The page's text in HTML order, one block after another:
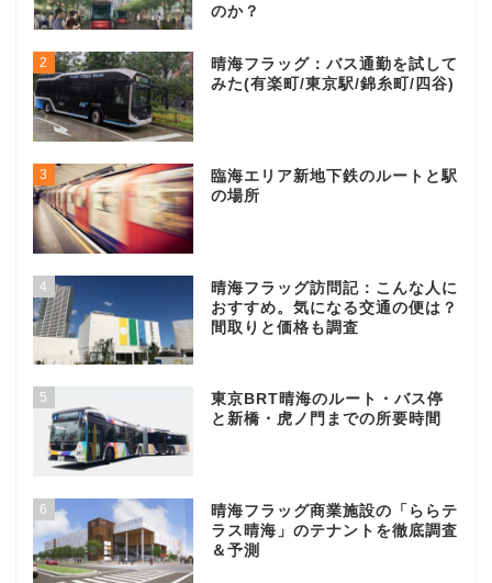
のか？
2
晴海フラッグ：バス通勤を試して
みた(有楽町/東京駅/錦糸町/四谷)
3
臨海エリア新地下鉄のルートと駅
の場所
4
晴海フラッグ訪問記：こんな人に
おすすめ。気になる交通の便は？
間取りと価格も調査
5
東京BRT晴海のルート・バス停
と新橋・虎ノ門までの所要時間
6
晴海フラッグ商業施設の「ららテ
ラス晴海」のテナントを徹底調査
＆予測